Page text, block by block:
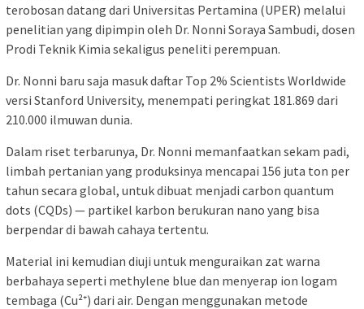
terobosan datang dari Universitas Pertamina (UPER) melalui
penelitian yang dipimpin oleh Dr. Nonni Soraya Sambudi, dosen
Prodi Teknik Kimia sekaligus peneliti perempuan.
Dr. Nonni baru saja masuk daftar Top 2% Scientists Worldwide
versi Stanford University, menempati peringkat 181.869 dari
210.000 ilmuwan dunia.
Dalam riset terbarunya, Dr. Nonni memanfaatkan sekam padi,
limbah pertanian yang produksinya mencapai 156 juta ton per
tahun secara global, untuk dibuat menjadi carbon quantum
dots (CQDs) — partikel karbon berukuran nano yang bisa
berpendar di bawah cahaya tertentu.
Material ini kemudian diuji untuk menguraikan zat warna
berbahaya seperti methylene blue dan menyerap ion logam
tembaga (Cu²⁺) dari air. Dengan menggunakan metode